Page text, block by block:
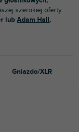
szerokiej oferty
lub Adam Hall.
Gniazdo/XLR